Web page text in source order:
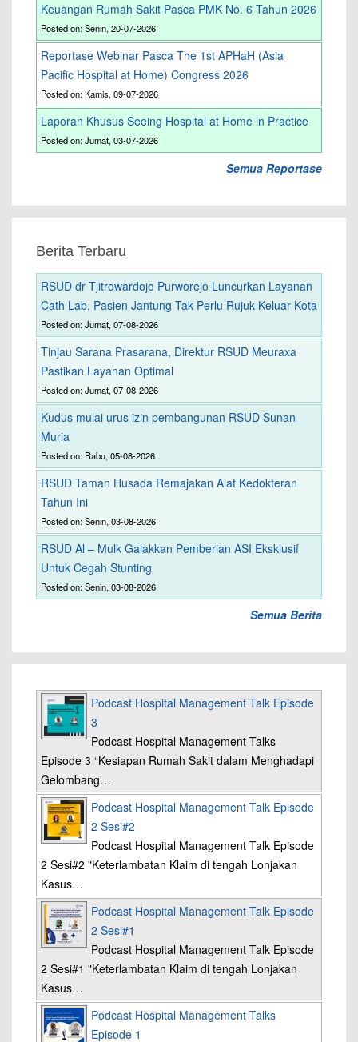
Keuangan Rumah Sakit Pasca PMK No. 6 Tahun 2026
Posted on: Senin, 20-07-2026
Reportase Webinar Pasca The 1st APHaH (Asia
Pacific Hospital at Home) Congress 2026
Posted on: Kamis, 09-07-2026
Laporan Khusus Seeing Hospital at Home in Practice
Posted on: Jumat, 03-07-2026
Semua Reportase
Berita Terbaru
RSUD dr Tjitrowardojo Purworejo Luncurkan Layanan
Cath Lab, Pasien Jantung Tak Perlu Rujuk Keluar Kota
Posted on: Jumat, 07-08-2026
Tinjau Sarana Prasarana, Direktur RSUD Meuraxa
Pastikan Layanan Optimal
Posted on: Jumat, 07-08-2026
Kudus mulai urus izin pembangunan RSUD Sunan
Muria
Posted on: Rabu, 05-08-2026
RSUD Taman Husada Remajakan Alat Kedokteran
Tahun Ini
Posted on: Senin, 03-08-2026
RSUD Al – Mulk Galakkan Pemberian ASI Eksklusif
Untuk Cegah Stunting
Posted on: Senin, 03-08-2026
Semua Berita
Podcast Hospital Management Talk Episode
3
Podcast Hospital Management Talks
Episode 3 “Kesiapan Rumah Sakit dalam Menghadapi
Gelombang…
Podcast Hospital Management Talk Episode
2 Sesi#2
Podcast Hospital Management Talk Episode
2 Sesi#2 "Keterlambatan Klaim di tengah Lonjakan
Kasus…
Podcast Hospital Management Talk Episode
2 Sesi#1
Podcast Hospital Management Talk Episode
2 Sesi#1 "Keterlambatan Klaim di tengah Lonjakan
Kasus…
Podcast Hospital Management Talks
Episode 1